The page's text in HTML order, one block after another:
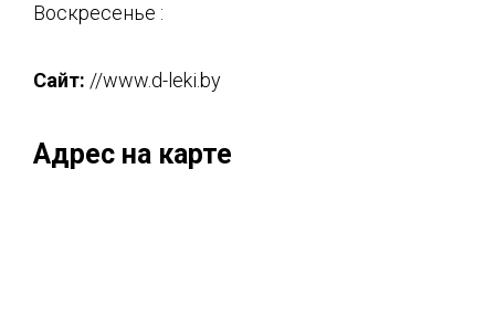
Воскресенье :
Сайт: //www.d-leki.by
Адрес на карте